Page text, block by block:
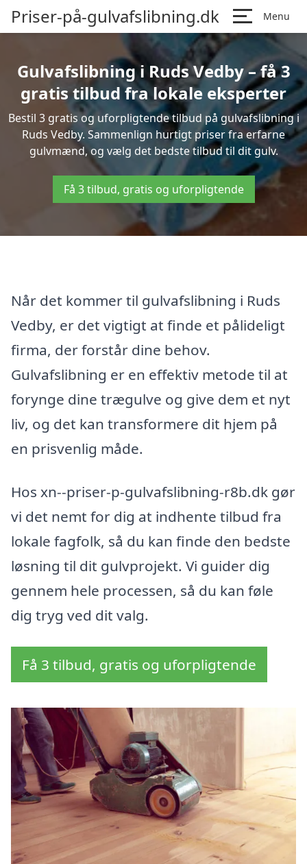
Priser-på-gulvafslibning.dk Menu
Gulvafslibning i Ruds Vedby – få 3
gratis tilbud fra lokale eksperter
Bestil 3 gratis og uforpligtende tilbud på gulvafslibning i
Ruds Vedby. Sammenlign hurtigt priser fra erfarne
gulvmænd, og vælg det bedste tilbud til dit gulv.
Få 3 tilbud, gratis og uforpligtende
Når det kommer til gulvafslibning i Ruds
Vedby, er det vigtigt at finde et pålideligt
firma, der forstår dine behov.
Gulvafslibning er en effektiv metode til at
forynge dine trægulve og give dem et nyt
liv, og det kan transformere dit hjem på
en prisvenlig måde.
Hos xn--priser-p-gulvafslibning-r8b.dk gør
vi det nemt for dig at indhente tilbud fra
lokale fagfolk, så du kan finde den bedste
løsning til dit gulvprojekt. Vi guider dig
gennem hele processen, så du kan føle
dig tryg ved dit valg.
Få 3 tilbud, gratis og uforpligtende